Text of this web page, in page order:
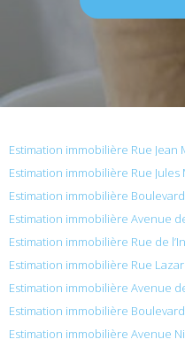
Estimation immobilière Rue
Estimation immobilière Rue
Estimation immobilière
Estimation immobilière Avenue
Estimation immobilière Rue de
Estimation immobilière Rue
Estimation immobilière Avenue
Estimation immobilière
Estimation immobilière Avenue